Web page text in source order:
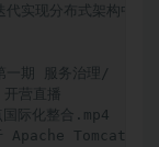
实现分布式架构中的
期 服务治理/
开营直播
国际化整合.mp4
Apache Tomcat